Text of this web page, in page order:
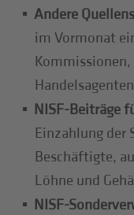
Andere
im Vormonat
NISF-Beiträge
Einzahlung der
Beschäftigte,
Löhne und
NISF-